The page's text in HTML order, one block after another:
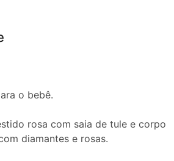
o bebê.
rosa com saia de tule e corpo
diamantes e rosas.